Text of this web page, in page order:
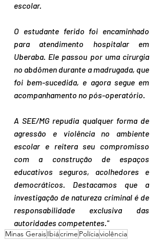
escolar.
O estudante ferido foi encaminhado
para atendimento hospitalar em
Uberaba. Ele passou por uma cirurgia
no abdômen durante a madrugada, que
foi bem-sucedida, e agora segue em
acompanhamento no pós-operatório.
A SEE/MG repudia qualquer forma de
agressão e violência no ambiente
escolar e reitera seu compromisso
com a construção de espaços
educativos seguros, acolhedores e
democráticos. Destacamos que a
investigação de natureza criminal é de
responsabilidade exclusiva das
autoridades competentes."
Minas GeraisIbiácrime Políciaviolência